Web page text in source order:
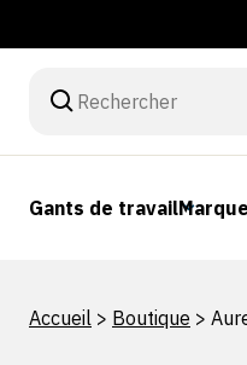
Gants de travail
Accueil > Boutique >